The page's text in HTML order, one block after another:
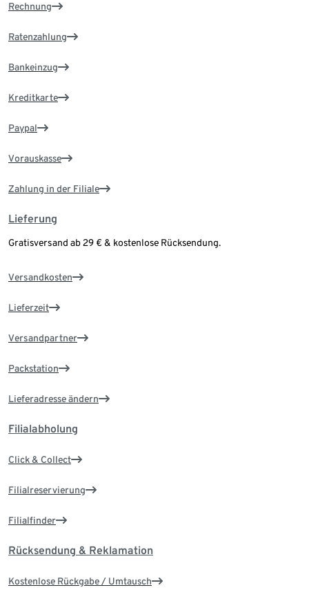
Rechnung
Ratenzahlung
Bankeinzug
Kreditkarte
Paypal
Vorauskasse
Zahlung in der Filiale
Lieferung
Gratisversand ab 29 € & kostenlose Rücksendung.
Versandkosten
Lieferzeit
Versandpartner
Packstation
Lieferadresse ändern
Filialabholung
Click & Collect
Filialreservierung
Filialfinder
Rücksendung & Reklamation
Kostenlose Rückgabe / Umtausch